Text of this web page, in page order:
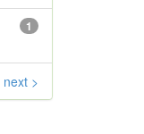
1
next >